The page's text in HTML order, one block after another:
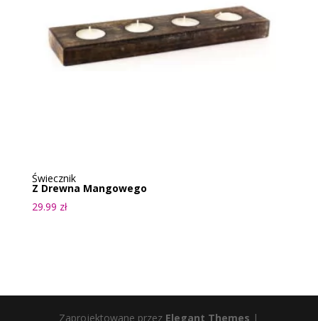
Świecznik
Z Drewna Mangowego
29.99 zł
Zaprojektowane przez Elegant Themes |